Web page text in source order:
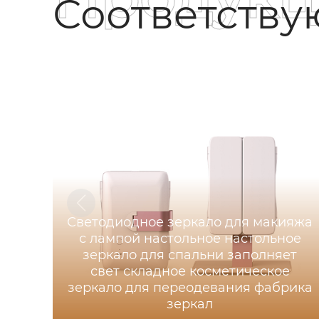
Светодиодное зеркало для макияжа
с лампой настольное настольное
зеркало для спальни заполняет
свет складное косметическое
зеркало для переодевания фабрика
зеркал